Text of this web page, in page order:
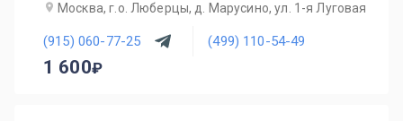
Москва, г.о. Люберцы, д. Марусино, ул. 1-я Луговая
(915) 060-77-25 (499) 110-54-49
1 600